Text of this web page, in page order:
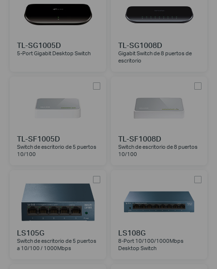
TL-SG1005D
5-Port Gigabit Desktop Switch
TL-SG1008D
Gigabit Switch de 8 puertos de
escritorio
TL-SF1005D
Switch de escritorio de 5 puertos
10/100
TL-SF1008D
Switch de escritorio de 8 puertos
10/100
LS105G
Switch de escritorio de 5 puertos
a 10/100 / 1000Mbps
LS108G
8-Port 10/100/1000Mbps
Desktop Switch